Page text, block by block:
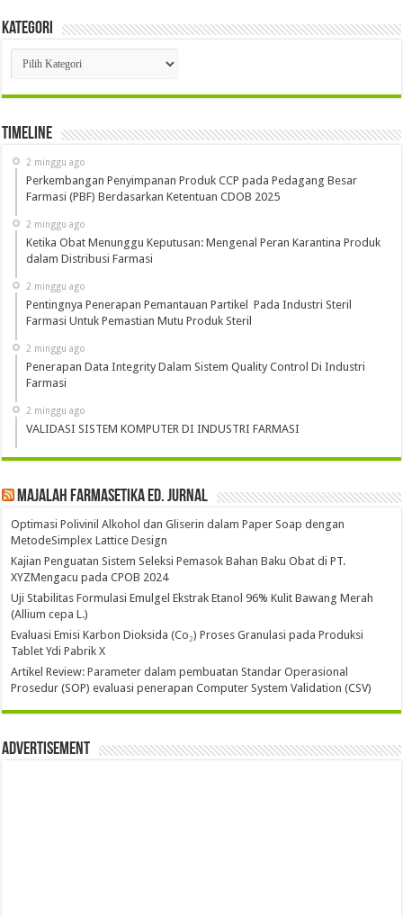
Kategori
Kategori
Timeline
2 minggu ago
Perkembangan Penyimpanan Produk CCP pada Pedagang Besar
Farmasi (PBF) Berdasarkan Ketentuan CDOB 2025
2 minggu ago
Ketika Obat Menunggu Keputusan: Mengenal Peran Karantina Produk
dalam Distribusi Farmasi
2 minggu ago
Pentingnya Penerapan Pemantauan Partikel Pada Industri Steril
Farmasi Untuk Pemastian Mutu Produk Steril
2 minggu ago
Penerapan Data Integrity Dalam Sistem Quality Control Di Industri
Farmasi
2 minggu ago
VALIDASI SISTEM KOMPUTER DI INDUSTRI FARMASI
Majalah Farmasetika Ed. Jurnal
Optimasi Polivinil Alkohol dan Gliserin dalam Paper Soap dengan
MetodeSimplex Lattice Design
Kajian Penguatan Sistem Seleksi Pemasok Bahan Baku Obat di PT.
XYZMengacu pada CPOB 2024
Uji Stabilitas Formulasi Emulgel Ekstrak Etanol 96% Kulit Bawang Merah
(Allium cepa L.)
Evaluasi Emisi Karbon Dioksida (Co₂) Proses Granulasi pada Produksi
Tablet Ydi Pabrik X
Artikel Review: Parameter dalam pembuatan Standar Operasional
Prosedur (SOP) evaluasi penerapan Computer System Validation (CSV)
Advertisement